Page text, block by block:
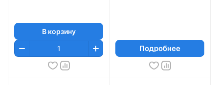
В корзину
Подробнее